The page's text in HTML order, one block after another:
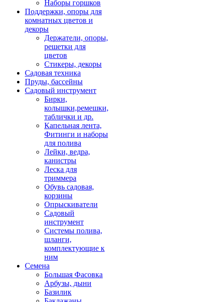
Наборы горшков
Поддержки, опоры для
комнатных цветов и
декоры
Держатели, опоры,
решетки для
цветов
Стикеры, декоры
Садовая техника
Пруды, бассейны
Садовый инструмент
Бирки,
колышки,ремешки,
таблички и др.
Капельная лента,
Фитинги и наборы
для полива
Лейки, ведра,
канистры
Леска для
триммера
Обувь садовая,
корзины
Опрыскиватели
Садовый
инструмент
Системы полива,
шланги,
комплектующие к
ним
Семена
Большая Фасовка
Арбузы, дыни
Базилик